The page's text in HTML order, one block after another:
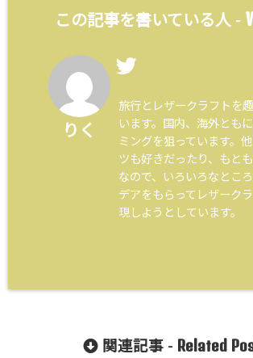
この記事を書いている人 -
りく
旅行とレザークラフトを
います。国内、海外とも
ミングを狙っています。
ツも好きだったり、もと
なので、いろいろなとこ
デアをもらってレザーク
現しようとしています。
関連記事 - Related